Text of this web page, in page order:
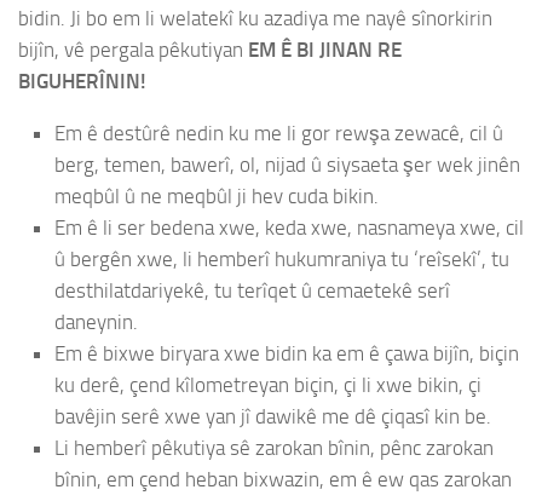
bidin. Ji bo em li welatekî ku azadiya me nayê sînorkirin
bijîn, vê pergala pêkutiyan EM Ê BI JINAN RE
BIGUHERÎNIN!
Em ê destûrê nedin ku me li gor rewşa zewacê, cil û
berg, temen, bawerî, ol, nijad û siysaeta şer wek jinên
meqbûl û ne meqbûl ji hev cuda bikin.
Em ê li ser bedena xwe, keda xwe, nasnameya xwe, cil
û bergên xwe, li hemberî hukumraniya tu ‘reîsekî’, tu
desthilatdariyekê, tu terîqet û cemaetekê serî
daneynin.
Em ê bixwe biryara xwe bidin ka em ê çawa bijîn, biçin
ku derê, çend kîlometreyan biçin, çi li xwe bikin, çi
bavêjin serê xwe yan jî dawikê me dê çiqasî kin be.
Li hemberî pêkutiya sê zarokan bînin, pênc zarokan
bînin, em çend heban bixwazin, em ê ew qas zarokan